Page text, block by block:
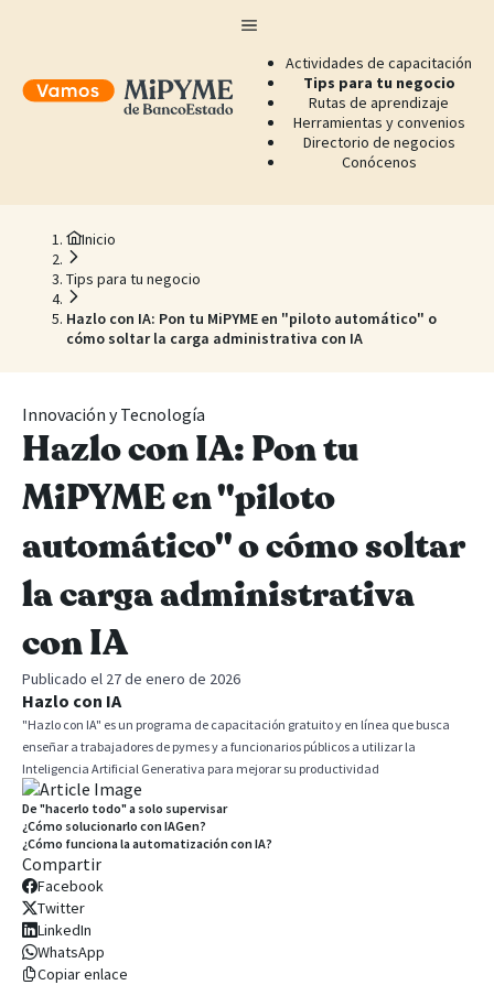
Actividades de capacitación
Tips para tu negocio
Rutas de aprendizaje
Herramientas y convenios
Directorio de negocios
Conócenos
Inicio
Tips para tu negocio
Hazlo con IA: Pon tu MiPYME en "piloto automático" o
cómo soltar la carga administrativa con IA
Innovación y Tecnología
Hazlo con IA: Pon tu
MiPYME en "piloto
automático" o cómo soltar
la carga administrativa
con IA
Publicado el 27 de enero de 2026
Hazlo con IA
"Hazlo con IA" es un programa de capacitación gratuito y en línea que busca
enseñar a trabajadores de pymes y a funcionarios públicos a utilizar la
Inteligencia Artificial Generativa para mejorar su productividad
De "hacerlo todo" a solo supervisar
¿Cómo solucionarlo con IAGen?
¿Cómo funciona la automatización con IA?
Compartir
Facebook
Twitter
LinkedIn
WhatsApp
Copiar enlace